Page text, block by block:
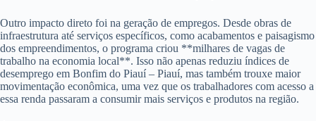
Outro impacto direto foi na geração de empregos. Desde obras de
infraestrutura até serviços específicos, como acabamentos e paisagismo
dos empreendimentos, o programa criou **milhares de vagas de
trabalho na economia local**. Isso não apenas reduziu índices de
desemprego em Bonfim do Piauí – Piauí, mas também trouxe maior
movimentação econômica, uma vez que os trabalhadores com acesso a
essa renda passaram a consumir mais serviços e produtos na região.